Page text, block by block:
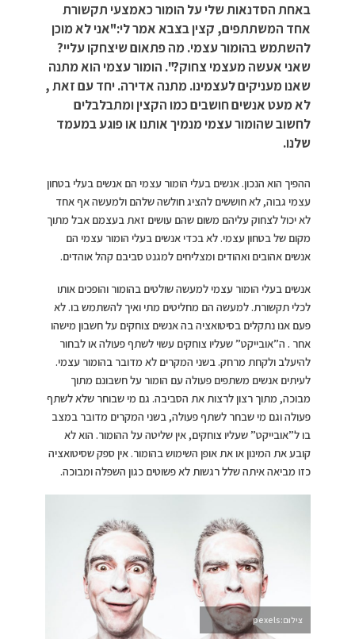
באחת הסדנאות שלי על הומור כאמצעי תקשורת
אחד המשתתפים, קצין בצבא אמר לי:"אני לא מוכן
להשתמש בהומור עצמי. מה פתאום שיצחקו עליי?
שאני אעשה מעצמי צחוק?". הומור עצמי הוא מתנה
שאנו מעניקים לעצמינו. מתנה אדירה. יחד עם זאת ,
לא מעט אנשים חושבים כמו הקצין ומתבלבלים
לחשוב שהומור עצמי מנמיך אותנו או פוגע במעמד
שלנו.
ההפיך הוא הנכון. אנשים בעלי הומור עצמי הם אנשים בעלי בטחון
עצמי גבוה, לא חוששים להציג חולשה שלהם ולמעשה אף אחד
לא יכול לצחוק עליהם משום שהם עושים זאת בעצמם אבל מתוך
מקום של בטחון עצמי. לא בכדי אנשים בעלי הומור עצמי הם
אנשים אהובים ואהודים ומצליחים למגנט סביבם קהל אוהדים.
אנשים בעלי הומור עצמי למעשה שולטים בהומור והופכים אותו
לכלי תקשורת. למעשה הם מחליטים מתי ואיך להשתמש בו. לא
פעם אנו נתקלים בסיטואציה בה אנשים צוחקים על חשבון מישהו
אחר . ה”אובייקט” שעליו צוחקים עשוי לשתף פעולה או לבחור
להיעלב ולקחת מרחק. בשני המקרים לא מדובר בהומור עצמי.
לעיתים אנשים משתפים פעולה עם הומור על חשבונם מתוך
מבוכה, מתוך רצון לרצות את הסביבה. גם מי שבוחר שלא לשתף
פעולה וגם מי שבחר לשתף פעולה, בשני המקרים מדובר במצב
בו ל”אובייקט” שעליו צוחקים, אין שליטה על ההומור. הוא לא
קובע את המינון או את אופן השימוש בהומור. אין ספק שסיטואציה
כזו מביאה איתה שלל רגשות לא פשוטים כגון השפלה ומבוכה.
צילום:pexels